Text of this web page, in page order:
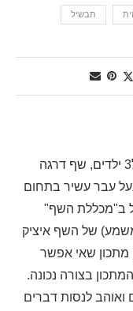
תבשיל
אסף כהן, נשוי ואבא ל3 ילדים, שף דרגה
עבר עשיר בתחום
ב"מכללת השף"
של השף איציק
מתכון שאי אפשר
בצורה נכונה.
ואוהב לנסות דברים